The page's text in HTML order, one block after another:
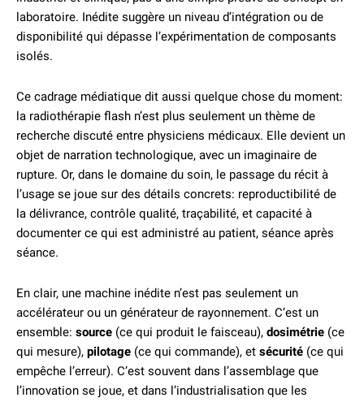
laboratoire. Inédite suggère un niveau d’intégration ou de
disponibilité qui dépasse l’expérimentation de composants
isolés.
Ce cadrage médiatique dit aussi quelque chose du moment:
la radiothérapie flash n’est plus seulement un thème de
recherche discuté entre physiciens médicaux. Elle devient un
objet de narration technologique, avec un imaginaire de
rupture. Or, dans le domaine du soin, le passage du récit à
l’usage se joue sur des détails concrets: reproductibilité de
la délivrance, contrôle qualité, traçabilité, et capacité à
documenter ce qui est administré au patient, séance après
séance.
En clair, une machine inédite n’est pas seulement un
accélérateur ou un générateur de rayonnement. C’est un
ensemble: source (ce qui produit le faisceau), dosimétrie (ce
qui mesure), pilotage (ce qui commande), et sécurité (ce qui
empêche l’erreur). C’est souvent dans l’assemblage que
l’innovation se joue, et dans l’industrialisation que les